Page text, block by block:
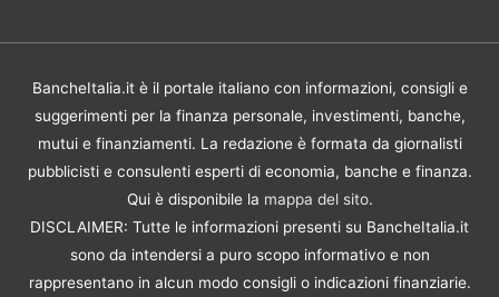
BancheItalia.it è il portale italiano con informazioni, consigli e
suggerimenti per la finanza personale, investimenti, banche,
mutui e finanziamenti. La redazione è formata da giornalisti
pubblicisti e consulenti esperti di economia, banche e finanza.
Qui è disponibile la mappa del sito.
DISCLAIMER: Tutte le informazioni presenti su BancheItalia.it
sono da intendersi a puro scopo informativo e non
rappresentano in alcun modo consigli o indicazioni finanziarie.